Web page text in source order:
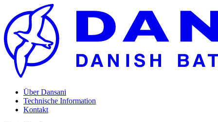
Über Dansani
Technische Information
Kontakt